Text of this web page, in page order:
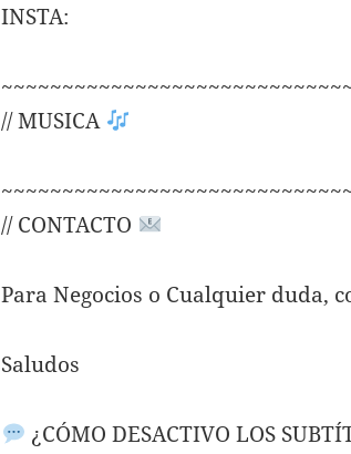
INSTA:
// MUSICA
// CONTACTO
Para Negocios o Cualquier duda,
Saludos
¿CÓMO DESACTIVO LOS